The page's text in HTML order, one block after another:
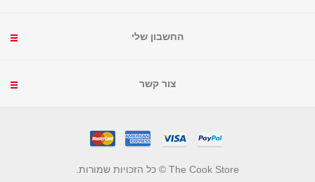
החשבון שלי
צור קשר
The Cook Store © כל הזכויות שמורות.